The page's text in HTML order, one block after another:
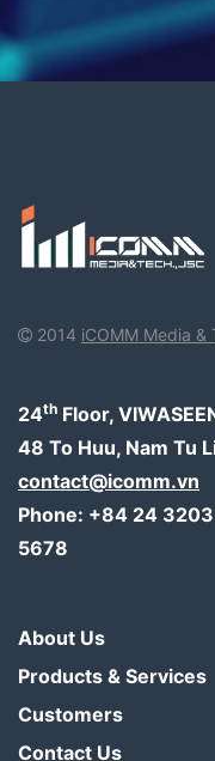
2014 iCOMM Media &
24th Floor,
48 To Huu, Nam Tu
contact@icomm.vn
Phone: +84 24
5678
About Us
Products & Services
Customers
Contact Us